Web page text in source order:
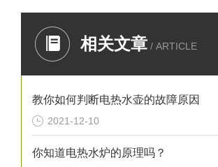
相关文章 / ARTICLE
教你如何判断电热水壶的故障原因
2021-12-10
你知道电热水炉的原理吗？